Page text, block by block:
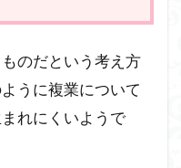
のだという考え方
うに複業について
れにくいようで